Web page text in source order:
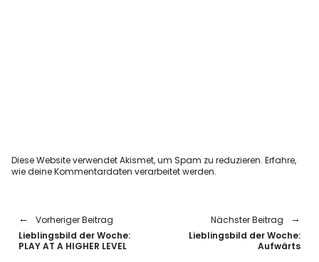
Diese Website verwendet Akismet, um Spam zu reduzieren.Erfahre,
wie deine Kommentardaten verarbeitet werden.
Vorheriger Beitrag
Lieblingsbild der Woche:
PLAY AT A HIGHER LEVEL
Nächster Beitrag
Lieblingsbild der Woche:
Aufwärts